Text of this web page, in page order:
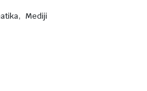
, Mediji